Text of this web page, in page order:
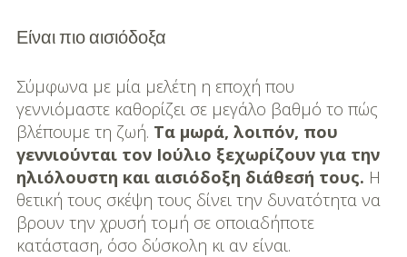
DIY
Διατροφή-Συνταγές
Συνταγές
Συμβουλές
Διατροφής
Είναι πιο αισιόδοξα
Σύμφωνα με μία μελέτη η εποχή που
γεννιόμαστε καθορίζει σε μεγάλο βαθμό το πώς
βλέπουμε τη ζωή. Tα μωρά, λοιπόν, που
γεννιούνται τον Ιούλιο ξεχωρίζουν για την
ηλιόλουστη και αισιόδοξη διάθεσή τους. Η
θετική τους σκέψη τους δίνει την δυνατότητα να
βρουν την χρυσή τομή σε οποιαδήποτε
κατάσταση, όσο δύσκολη κι αν είναι.